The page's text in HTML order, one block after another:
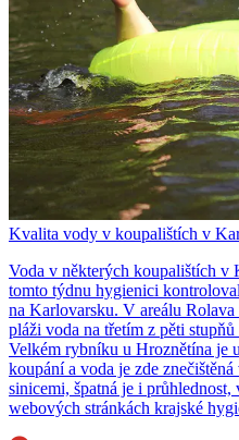
Kvalita vody v koupalištích v
Voda v některých koupalištích v
tomto týdnu hygienici
na Karlovarsku. V areálu
pláži voda na třetím z pěti
Velkém rybníku u Hroznětína je
koupání a voda je zde
sinicemi, špatná je i
webových stránkách krajské